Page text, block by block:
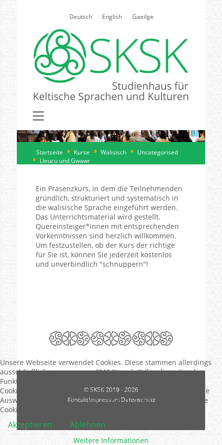
Select your language
Deutsch English Gaeilge
Startseite Kurse Walisisch
Uncategorised
Lleucu und Gwawr
Ein Präsenzkurs, in dem die Teilnehmenden
gründlich, strukturiert und systematisch in
die walisische Sprache eingeführt werden.
Das Unterrichtsmaterial wird gestellt.
Quereinsteiger*innen mit entsprechenden
Vorkenntnissen sind herzlich willkommen.
Um festzustellen, ob der Kurs der richtige
für Sie ist, können Sie jederzeit kostenlos
und unverbindlich "schnuppern"!
© SKSK 2019 - 2026
KontaktImpressumDatenschutz
Unsere Webseite verwendet Cookies. Diese stammen allerdings
ausschließlich von unserem CMS "Joomla!" (für die optimale
Funktion des CMS notwendige "Session-Cookies") und dem
CookieHint-PlugIn für Joomla (diese Anzeige, wir speichern Ihre
Auswahl in einem Cookie).Wir verwenden also nur notwendige
Cookies.
Akzeptieren Ablehnen
Weitere Informationen